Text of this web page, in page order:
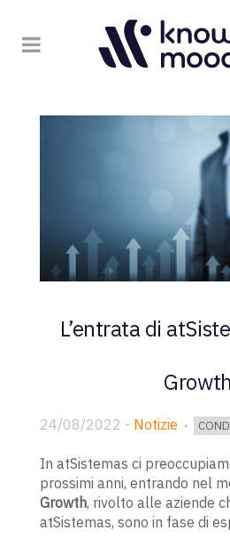
L’entrata di
Growth
24/08/2022 - Notizie
In atSistemas ci
prossimi anni, entrando nel
Growth, rivolto alle aziende
atSistemas, sono in fase di